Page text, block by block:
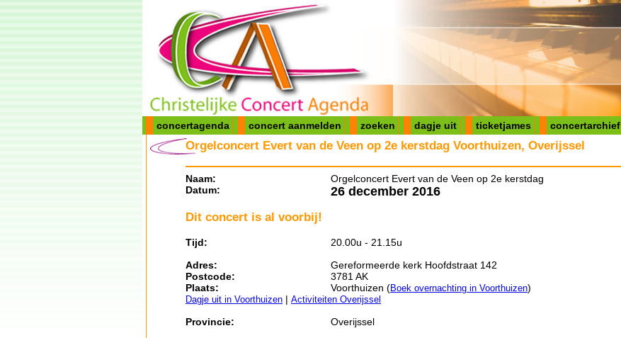
concertagenda concert aanmelden zoeken dagje uit ticketjames concertarchief
Orgelconcert Evert van de Veen op 2e kerstdag Voorthuizen, Overijssel
Naam:
Orgelconcert Evert van de Veen op 2e kerstdag
Datum:
26 december 2016
Dit concert is al voorbij!
Tijd:
20.00u - 21.15u
Adres:
Gereformeerde kerk Hoofdstraat 142
Postcode:
3781 AK
Plaats:
Voorthuizen (Boek overnachting in Voorthuizen)
Dagje uit in Voorthuizen | Activiteiten Overijssel
Provincie:
Overijssel